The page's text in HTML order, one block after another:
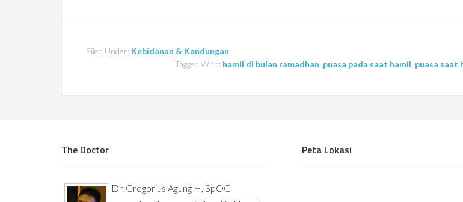
Filed Under: Kebidanan & Kandungan
Tagged With: hamil di bulan ramadhan puasa pada saat hamil puasa saat
The Doctor
Dr. Gregorius Agung H, SpOG
Peta Lokasi